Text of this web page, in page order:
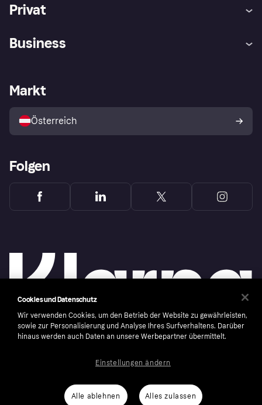
Privat
Shops entdecken
Business
Händlerportal
Markt
Österreich
Folgen
Cookies und Datenschutz
Wir verwenden Cookies, um den Betrieb der Website zu gewährleisten,
sowie zur Personalisierung und Analyse Ihres Surfverhaltens. Darüber
hinaus werden auch Daten an unsere Werbepartner übermittelt.
Alle ablehnen Alles zulassen
Einstellungen ändern